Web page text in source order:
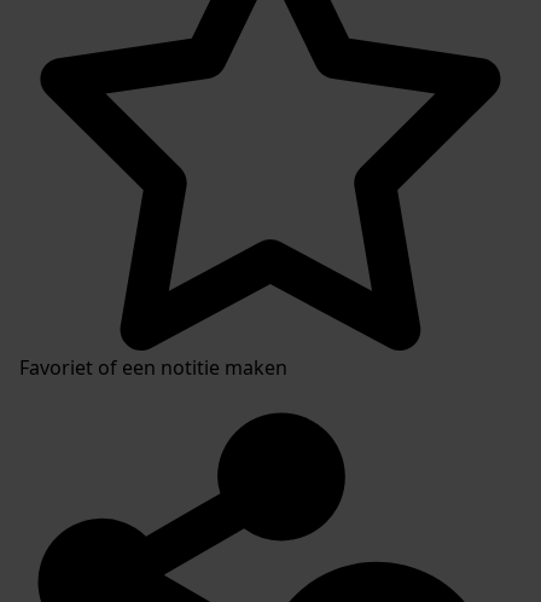
Favoriet of een notitie maken